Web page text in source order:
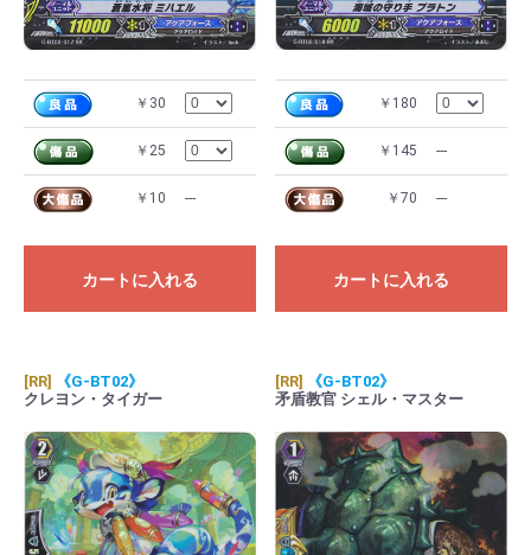
￥30
￥25
￥10 ---
カートに入れる
￥180
￥145 ---
￥70 ---
カートに入れる
[RR]
《G-BT02》
クレヨン・タイガー
[RR]
《G-BT02》
矛盾教官 シェル・マスター